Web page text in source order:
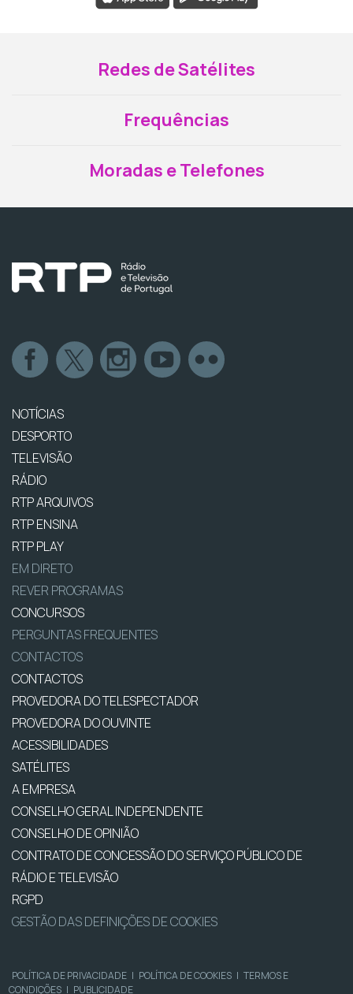
Redes de Satélites
Frequências
Moradas e Telefones
NOTÍCIAS
DESPORTO
TELEVISÃO
RÁDIO
RTP ARQUIVOS
RTP ENSINA
RTP PLAY
EM DIRETO
REVER PROGRAMAS
CONCURSOS
PERGUNTAS FREQUENTES
CONTACTOS
CONTACTOS
PROVEDORA DO TELESPECTADOR
PROVEDORA DO OUVINTE
ACESSIBILIDADES
SATÉLITES
A EMPRESA
CONSELHO GERAL INDEPENDENTE
CONSELHO DE OPINIÃO
CONTRATO DE CONCESSÃO DO SERVIÇO PÚBLICO DE
RÁDIO E TELEVISÃO
RGPD
GESTÃO DAS DEFINIÇÕES DE COOKIES
POLÍTICA DE PRIVACIDADE | POLÍTICA DE COOKIES | TERMOS E
CONDIÇÕES | PUBLICIDADE